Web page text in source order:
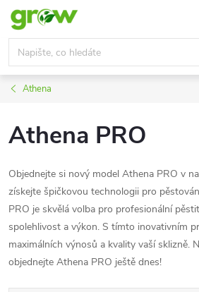
Přejít
obsah
Athena
Athena PRO
Objednejte si nový model Athena PRO v
získejte špičkovou technologii pro
PRO je skvělá volba pro profesionální
spolehlivost a výkon. S tímto inovativním
maximálních výnosů a kvality vaší sklizně.
objednejte Athena PRO ještě dnes!